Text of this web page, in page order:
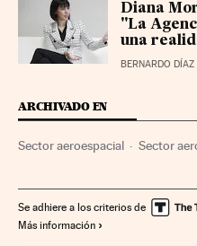
Diana
"La
una
BERNARDO DÍAZ
ARCHIVADO EN
Sector aeroespacial Sector
Se adhiere a los criterios de
Más información